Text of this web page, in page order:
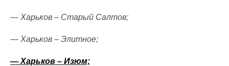
— Харьков – Старый Салтов;
— Харьков – Элитное;
— Харьков – Изюм;